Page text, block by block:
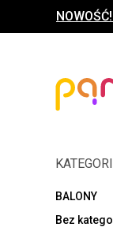
BALONY
Bez